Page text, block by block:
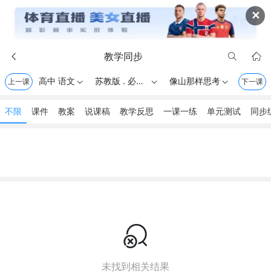
✕
 教学同步  
上一课 高中 语文  苏教版 . 必修一  像山那样思考 下一课
不限 课件 教案 说课稿 教学反思 一课一练 单元测试 同步

未找到相关结果